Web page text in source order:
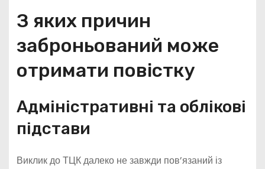
З яких причин
заброньований може
отримати повістку
Адміністративні та облікові
підстави
Виклик до ТЦК далеко не завжди пов’язаний із